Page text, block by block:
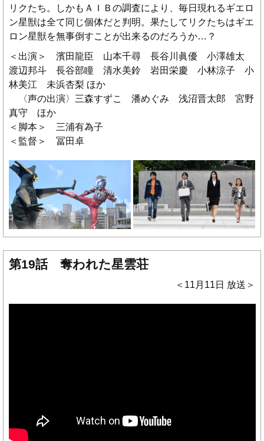
リクたち。しかもＡＩＢの調査により、毎日現れるギエロ
ン星獣は全て同じ個体だと判明。果たしてリクたちはギエ
ロン星獣を無事倒すことが出来るのだろうか…？
＜出演＞ 濱田龍臣 山本千尋 長谷川眞優 小澤雄太
渡辺邦斗 長谷部瞳 清水美鈴 岩田栄慶 小林涼子 小
林美江 未浜杏梨 ほか
〈声の出演〉三森すずこ 潘めぐみ 浅沼晋太郎 宮野
真守 ほか
＜脚本＞ 三浦有為子
＜監督＞ 冨田卓
第19話 奪われた星雲荘
＜11月11日 放送＞